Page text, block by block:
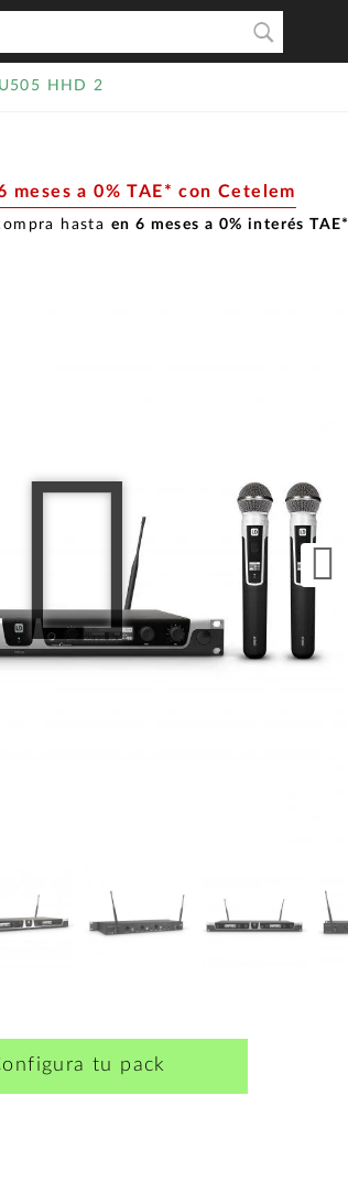
HHD 2
meses a 0% TAE* con Cetelem
hasta en 6 meses a 0% interés TAE*
tu pack